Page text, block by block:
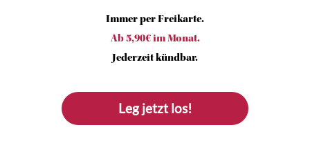
Immer per Freikarte.
Ab 5,90€ im Monat.
Jederzeit kündbar.
Leg jetzt los!